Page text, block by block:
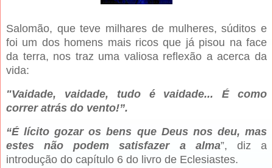
Salomão, que teve milhares de mulheres, súditos e
foi um dos homens mais ricos que já pisou na face
da terra, nos traz uma valiosa reflexão a acerca da
vida:
"Vaidade, vaidade, tudo é vaidade... É como
correr atrás do vento!”.
“É lícito gozar os bens que Deus nos deu, mas
estes não podem satisfazer a alma”, diz a
introdução do capítulo 6 do livro de Eclesiastes.